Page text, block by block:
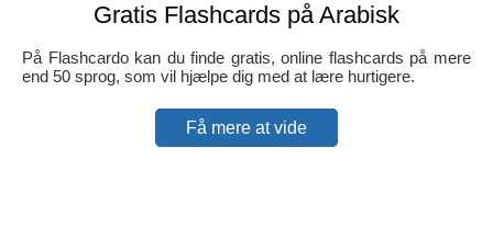
Gratis Flashcards på Arabisk
På Flashcardo kan du finde gratis, online flashcards på mere
end 50 sprog, som vil hjælpe dig med at lære hurtigere.
Få mere at vide